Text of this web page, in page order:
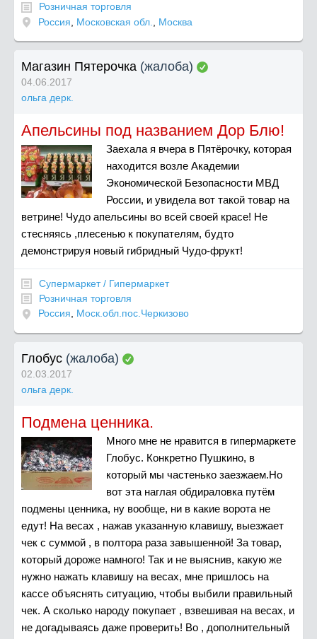
Розничная торговля
Россия
Московская обл. Москва
Магазин Пятерочка (жалоба)
04.06.2017
ольга дерк.
Апельсины под названием Дор Блю!
Заехала я вчера в Пятёрочку, которая
находится возле Академии
Экономической Безопасности МВД
России, и увидела вот такой товар на
ветрине! Чудо апельсины во всей своей красе! Не
стесняясь ,плесенью к покупателям, будто
демонстрируя новый гибридный Чудо-фрукт!
Супермаркет / Гипермаркет
Розничная торговля
Россия, Моск.обл.пос.Черкизово
Глобус (жалоба)
02.03.2017
ольга дерк.
Подмена ценника.
Много мне не нравится в гипермаркете
Глобус. Конкретно Пушкино, в
который мы частенько заезжаем.Но
вот эта наглая обдираловка путём
подмены ценника, ну вообще, ни в какие ворота не
едут! На весах , нажав указанную клавишу, выезжает
чек с суммой , в полтора раза завышенной! За товар,
который дороже намного! Так и не выяснив, какую же
нужно нажать клавишу на весах, мне пришлось на
кассе объяснять ситуацию, чтобы выбили правильный
чек. А сколько народу покупает , взвешивая на весах, и
не догадываясь даже проверить! Во , дополнительный